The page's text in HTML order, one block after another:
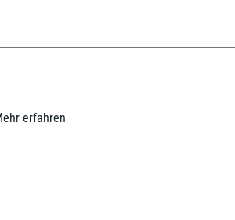
erfahren